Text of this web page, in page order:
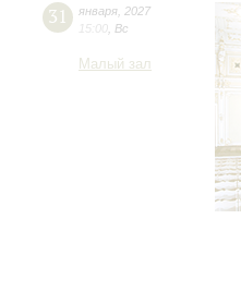
31 января 2027
15:00 Вс
Малый зал